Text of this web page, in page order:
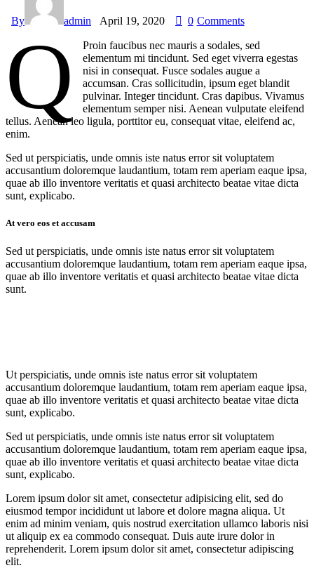
By admin April 19, 2020 0 Comments
q
Proin faucibus nec mauris a sodales, sed
elementum mi tincidunt. Sed eget viverra egestas
nisi in consequat. Fusce sodales augue a
accumsan. Cras sollicitudin, ipsum eget blandit
pulvinar. Integer tincidunt. Cras dapibus. Vivamus
elementum semper nisi. Aenean vulputate eleifend
tellus. Aenean leo ligula, porttitor eu, consequat vitae, eleifend ac,
enim.
Sed ut perspiciatis, unde omnis iste natus error sit voluptatem
accusantium doloremque laudantium, totam rem aperiam eaque ipsa,
quae ab illo inventore veritatis et quasi architecto beatae vitae dicta
sunt, explicabo.
At vero eos et accusam
Sed ut perspiciatis, unde omnis iste natus error sit voluptatem
accusantium doloremque laudantium, totam rem aperiam eaque ipsa,
quae ab illo inventore veritatis et quasi architecto beatae vitae dicta
sunt.
Ut perspiciatis, unde omnis iste natus error sit voluptatem
accusantium doloremque laudantium, totam rem aperiam eaque ipsa,
quae ab illo inventore veritatis et quasi architecto beatae vitae dicta
sunt, explicabo.
Sed ut perspiciatis, unde omnis iste natus error sit voluptatem
accusantium doloremque laudantium, totam rem aperiam eaque ipsa,
quae ab illo inventore veritatis et quasi architecto beatae vitae dicta
sunt, explicabo.
Lorem ipsum dolor sit amet, consectetur adipisicing elit, sed do
eiusmod tempor incididunt ut labore et dolore magna aliqua. Ut
enim ad minim veniam, quis nostrud exercitation ullamco laboris nisi
ut aliquip ex ea commodo consequat. Duis aute irure dolor in
reprehenderit. Lorem ipsum dolor sit amet, consectetur adipiscing
elit.